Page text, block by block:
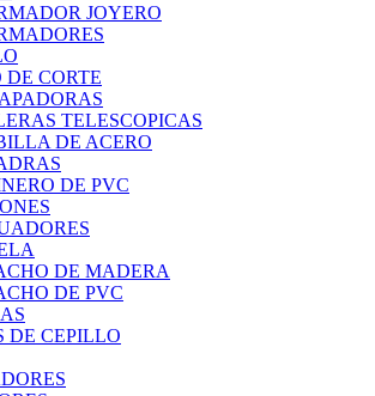
JOYERO
DE CORTE
TELESCOPICAS
DE ACERO
DE PVC
DE MADERA
DE PVC
DE CEPILLO